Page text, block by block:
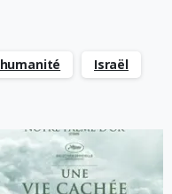
humanité Israël